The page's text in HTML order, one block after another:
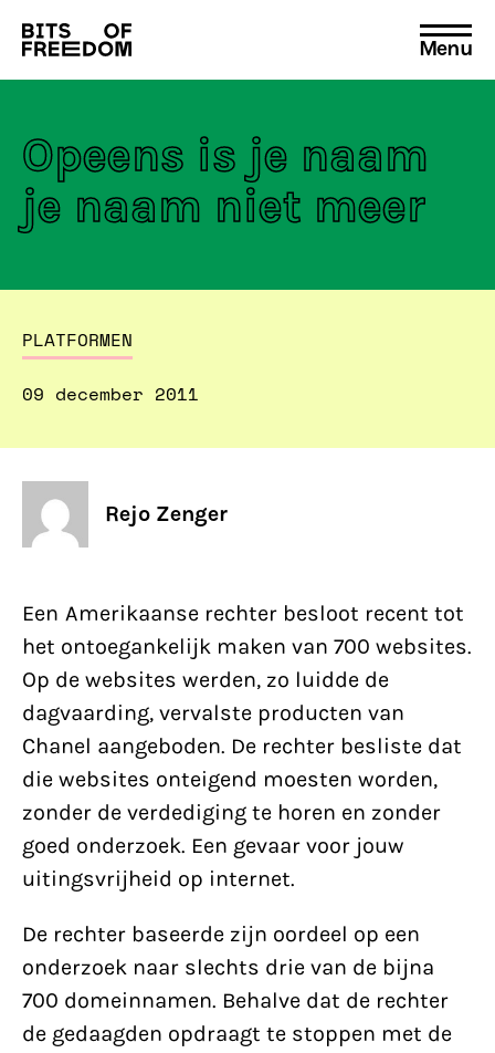
Search
for:
Menu
Opeens is je naam
je naam niet meer
PLATFORMEN
09 december 2011
Rejo Zenger
Een Amerikaanse rechter besloot recent tot
het ontoegankelijk maken van 700 websites.
Op de websites werden, zo luidde de
dagvaarding, vervalste producten van
Chanel aangeboden. De rechter besliste dat
die websites onteigend moesten worden,
zonder de verdediging te horen en zonder
goed onderzoek. Een gevaar voor jouw
uitingsvrijheid op internet.
De rechter baseerde zijn oordeel op een
onderzoek naar slechts drie van de bijna
700 domeinnamen. Behalve dat de rechter
de gedaagden opdraagt te stoppen met de